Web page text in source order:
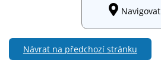
Navigovat
Návrat na předchozí stránku